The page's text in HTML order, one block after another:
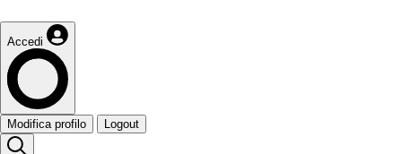
Accedi
Modifica profilo Logout